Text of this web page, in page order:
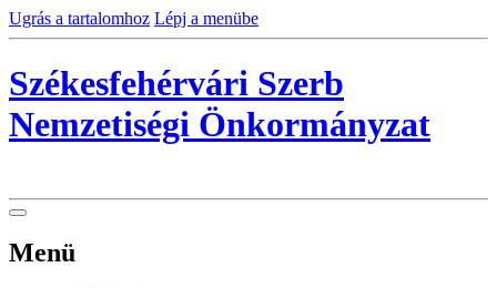
Ugrás a tartalomhoz Lépj a menübe
Székesfehérvári Szerb
Nemzetiségi Önkormányzat
Menü